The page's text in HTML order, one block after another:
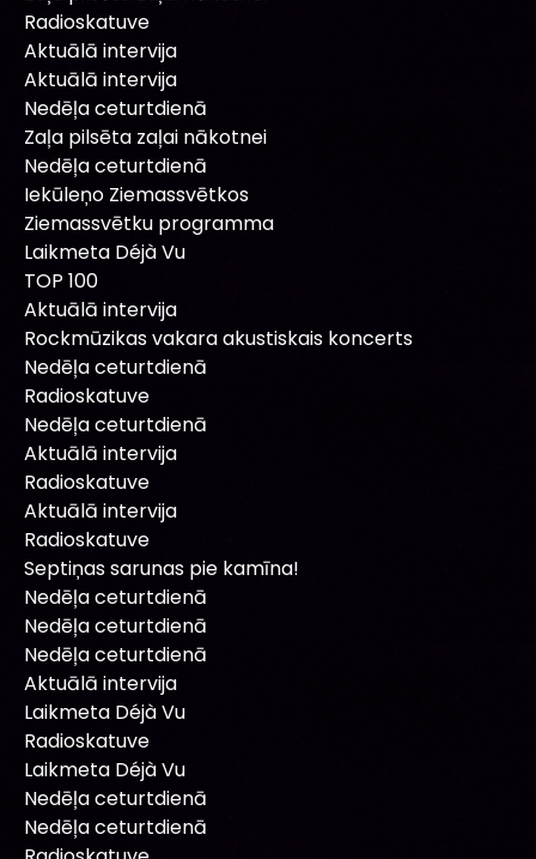
Radioskatuve
Aktuālā intervija
Aktuālā intervija
Nedēļa ceturtdienā
Zaļa pilsēta zaļai nākotnei
Nedēļa ceturtdienā
Iekūleņo Ziemassvētkos
Ziemassvētku programma
Laikmeta Déjà Vu
TOP 100
Aktuālā intervija
Rockmūzikas vakara akustiskais koncerts
Nedēļa ceturtdienā
Radioskatuve
Nedēļa ceturtdienā
Aktuālā intervija
Radioskatuve
Aktuālā intervija
Radioskatuve
Septiņas sarunas pie kamīna!
Nedēļa ceturtdienā
Nedēļa ceturtdienā
Nedēļa ceturtdienā
Aktuālā intervija
Laikmeta Déjà Vu
Radioskatuve
Laikmeta Déjà Vu
Nedēļa ceturtdienā
Nedēļa ceturtdienā